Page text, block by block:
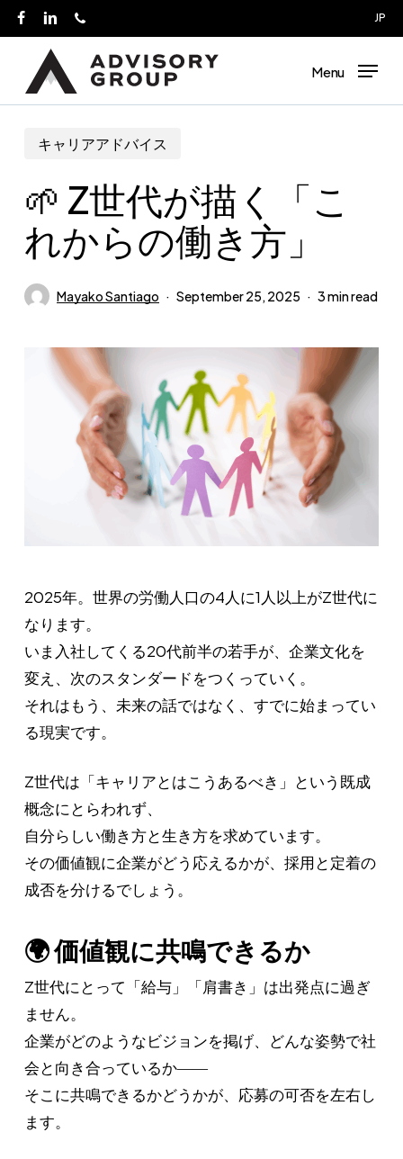
Skip
to
content
facebooklinkedin
JP
Menu
キャリアアドバイス
🌱 Z世代が描く「こ
れからの働き方」
Mayako Santiago September 25, 2025 3 min read
2025年。世界の労働人口の4人に1人以上がZ世代に
なります。
いま入社してくる20代前半の若手が、企業文化を
変え、次のスタンダードをつくっていく。
それはもう、未来の話ではなく、すでに始まってい
る現実です。
Z世代は「キャリアとはこうあるべき」という既成
概念にとらわれず、
自分らしい働き方と生き方を求めています。
その価値観に企業がどう応えるかが、採用と定着の
成否を分けるでしょう。
🌍 価値観に共鳴できるか
Z世代にとって「給与」「肩書き」は出発点に過ぎ
ません。
企業がどのようなビジョンを掲げ、どんな姿勢で社
会と向き合っているか――
そこに共鳴できるかどうかが、応募の可否を左右し
ます。